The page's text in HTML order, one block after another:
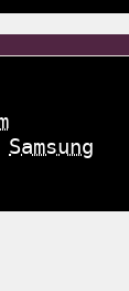
Samsung